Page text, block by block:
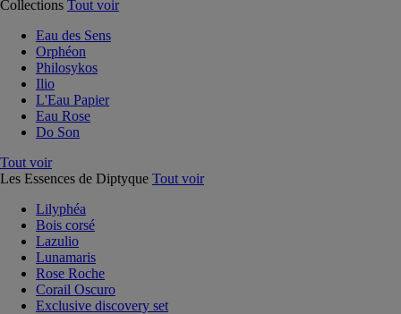
Collections Tout voir
Eau des Sens
Orphéon
Philosykos
Ilio
L'Eau Papier
Eau Rose
Do Son
Tout voir
Les Essences de Diptyque Tout voir
Lilyphéa
Bois corsé
Lazulio
Lunamaris
Rose Roche
Corail Oscuro
Exclusive discovery set